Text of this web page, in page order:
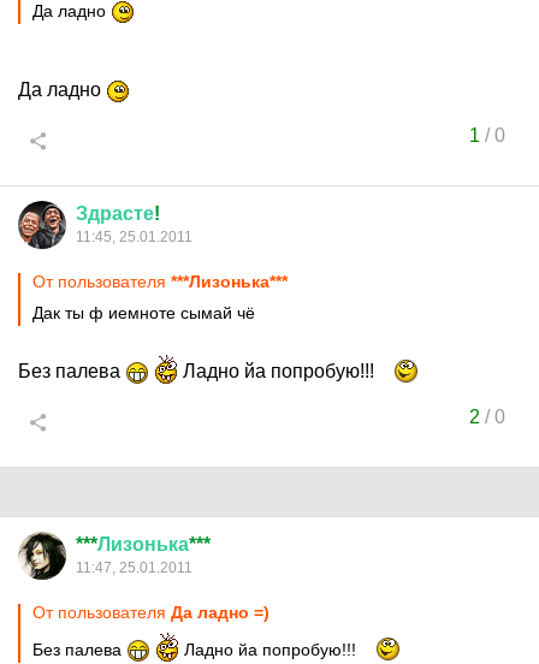
Да ладно
Да ладно
1 /0
Здрасте!
11:45, 25.01.2011
От пользователя ***Лизонька***
Дак ты ф иемноте сымай чё
Без палева Ладно йа попробую!!!
2 /0
***Лизонька***
11:47, 25.01.2011
От пользователя Да ладно =)
Без палева
Ладно йа попробую!!!